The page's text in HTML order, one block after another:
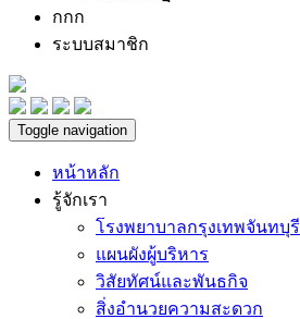
กกก
ระบบสมาชิก
Toggle navigation
หน้าหลัก
รู้จักเรา
โรงพยาบาลกรุงเทพจันทบุรี
แผนผังผู้บริหาร
วิสัยทัศน์และพันธกิจ
สิ่งอำนวยความสะดวก